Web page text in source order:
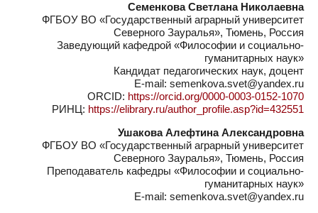
Семенкова Светлана Николаевна
ФГБОУ ВО «Государственный аграрный университет
Северного Зауралья», Тюмень, Россия
Заведующий кафедрой «Философии и социально-
гуманитарных наук»
Кандидат педагогических наук, доцент
E-mail: semenkova.svet@yandex.ru
ORCID: https://orcid.org/0000-0003-0152-1070
РИНЦ: https://elibrary.ru/author_profile.asp?id=432551
Ушакова Алефтина Александровна
ФГБОУ ВО «Государственный аграрный университет
Северного Зауралья», Тюмень, Россия
Преподаватель кафедры «Философии и социально-
гуманитарных наук»
E-mail: semenkova.svet@yandex.ru